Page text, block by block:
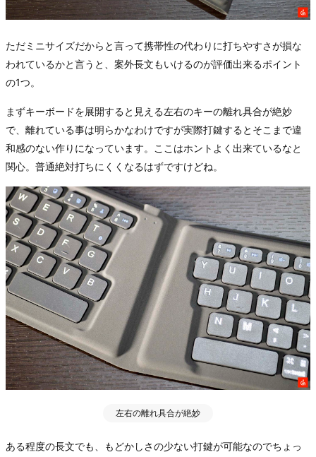
ただミニサイズだからと言って携帯性の代わりに打ちやすさが損な
われているかと言うと、案外長文もいけるのが評価出来るポイント
の1つ。
まずキーボードを展開すると見える左右のキーの離れ具合が絶妙
で、離れている事は明らかなわけですが実際打鍵するとそこまで違
和感のない作りになっています。ここはホントよく出来ているなと
関心。普通絶対打ちにくくなるはずですけどね。
左右の離れ具合が絶妙
ある程度の長文でも、もどかしさの少ない打鍵が可能なのでちょっ